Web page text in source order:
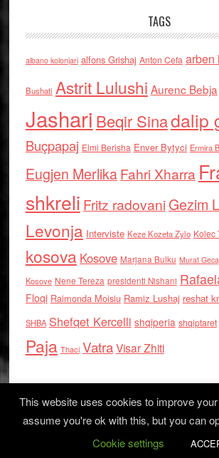
TAGS
albano kolonjari alfons Grishaj Anton Cefa arben
Bushati Astrit Lulushi Aurenc Bebja
Jashari Beqir Sinadalip
Buçpapaj Elmi Berisha Enver Bytyci Ermira
Eugjen MerlikaFahri Xharra
shkreli Fritz radovaniGezim
Levonja Interviste Keze Kozeta Zylo Kolec
kosova Kosove Marjana Bulku Murat
Kosove Nene Tereza presidenti Nishani
Floqi Raimonda Moisiu Ramiz Lushaj reshat
SHBA Shefqet Kercelli shqiperia shqiptaret
Paja Thaci VatraVisar Zhiti
Log in
This website uses cookies to improve
assume you're ok with this, but you can
Cookie settings